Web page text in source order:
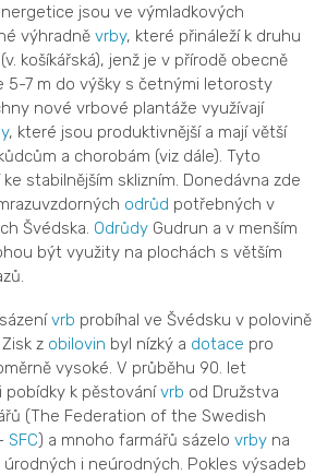
jsou ve výmladkových
výhradněvrby, které přináleží k druhu
(v. košíkářská), jenž je v přírodě obecně
5-7 m do výšky s četnými letorosty
nové vrbové plantáže využívají
, které jsou produktivnější a mají větší
a chorobám (viz dále). Tyto
stabilnějším sklizním. Donedávna zde
odrůd potřebných v
Švédska. Odrůdy Gudrun a v menším
být využity na plochách s větším
vrb probíhal ve Švédsku v polovině
z obilovin byl nízký a dotace pro
vysoké. V průběhu 90. let
pobídky k pěstovánívrb od Družstva
(The Federation of the Swedish
-SFC) a mnoho farmářů sázelovrby na
i neúrodných. Pokles výsadeb